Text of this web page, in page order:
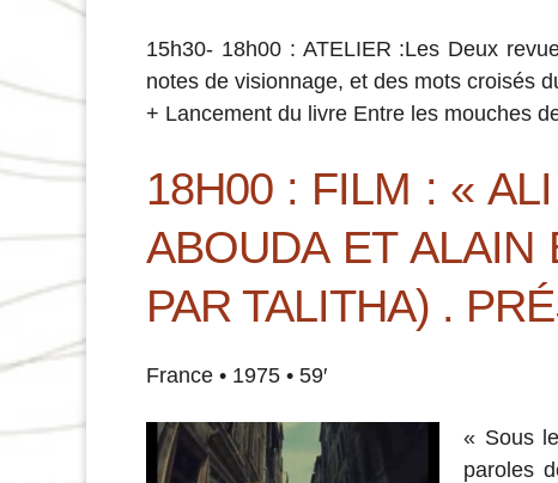
15h30- 18h00 : ATELIER :Les Deux
notes de visionnage, et des mots croisés
+ Lancement du livre Entre les mouches
18H00 : FILM : «
ABOUDA ET ALAIN
PAR TALITHA) .
France • 1975 • 59′
« Sous
paroles